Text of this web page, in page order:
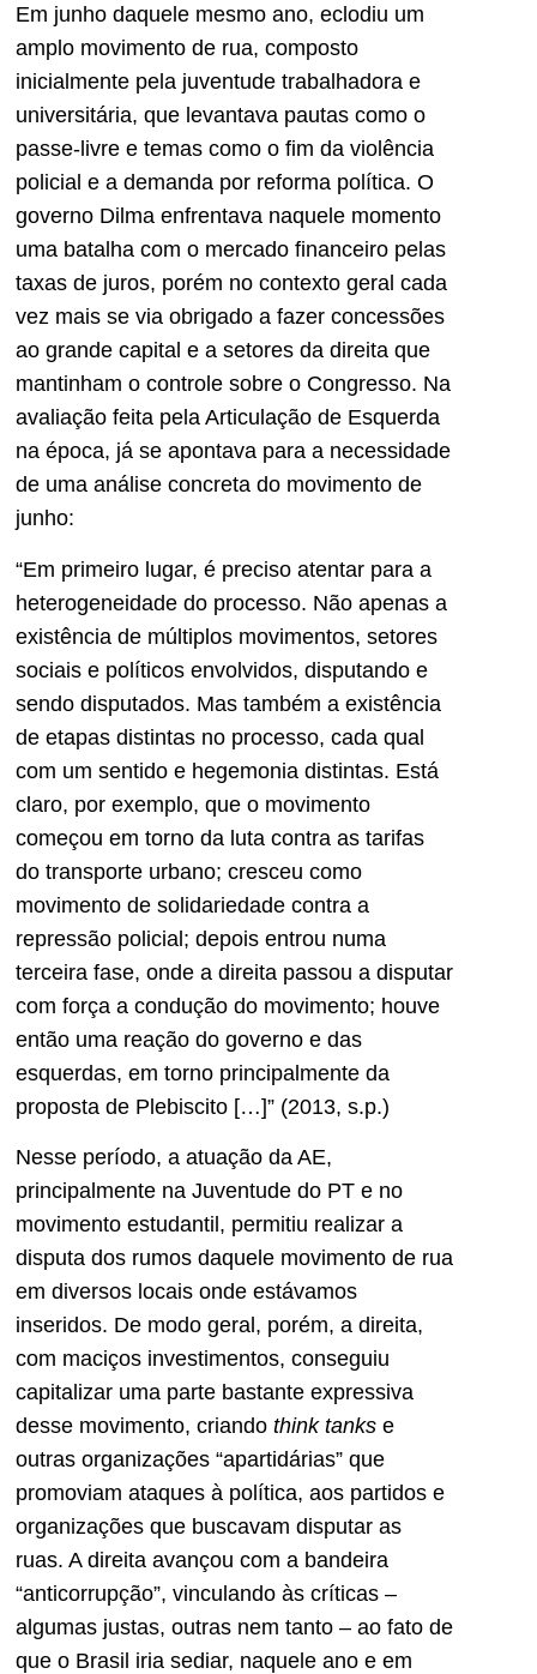
Em junho daquele mesmo ano, eclodiu um
amplo movimento de rua, composto
inicialmente pela juventude trabalhadora e
universitária, que levantava pautas como o
passe-livre e temas como o fim da violência
policial e a demanda por reforma política. O
governo Dilma enfrentava naquele momento
uma batalha com o mercado financeiro pelas
taxas de juros, porém no contexto geral cada
vez mais se via obrigado a fazer concessões
ao grande capital e a setores da direita que
mantinham o controle sobre o Congresso. Na
avaliação feita pela Articulação de Esquerda
na época, já se apontava para a necessidade
de uma análise concreta do movimento de
junho:
“Em primeiro lugar, é preciso atentar para a
heterogeneidade do processo. Não apenas a
existência de múltiplos movimentos, setores
sociais e políticos envolvidos, disputando e
sendo disputados. Mas também a existência
de etapas distintas no processo, cada qual
com um sentido e hegemonia distintas. Está
claro, por exemplo, que o movimento
começou em torno da luta contra as tarifas
do transporte urbano; cresceu como
movimento de solidariedade contra a
repressão policial; depois entrou numa
terceira fase, onde a direita passou a disputar
com força a condução do movimento; houve
então uma reação do governo e das
esquerdas, em torno principalmente da
proposta de Plebiscito […]” (2013, s.p.)
Nesse período, a atuação da AE,
principalmente na Juventude do PT e no
movimento estudantil, permitiu realizar a
disputa dos rumos daquele movimento de rua
em diversos locais onde estávamos
inseridos. De modo geral, porém, a direita,
com maciços investimentos, conseguiu
capitalizar uma parte bastante expressiva
desse movimento, criando think tanks e
outras organizações “apartidárias” que
promoviam ataques à política, aos partidos e
organizações que buscavam disputar as
ruas. A direita avançou com a bandeira
“anticorrupção”, vinculando às críticas –
algumas justas, outras nem tanto – ao fato de
que o Brasil iria sediar, naquele ano e em